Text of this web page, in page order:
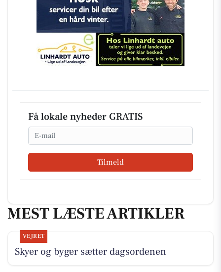
Få lokale nyheder GRATIS
Email
Tilmeld
MEST LÆSTE ARTIKLER
VEJRET
Skyer og byger sætter dagsordenen